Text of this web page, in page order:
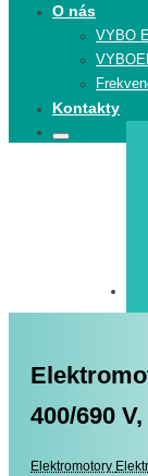
O nás
VYBO
Kontakty
Search
Search
400/690
Elektromotory